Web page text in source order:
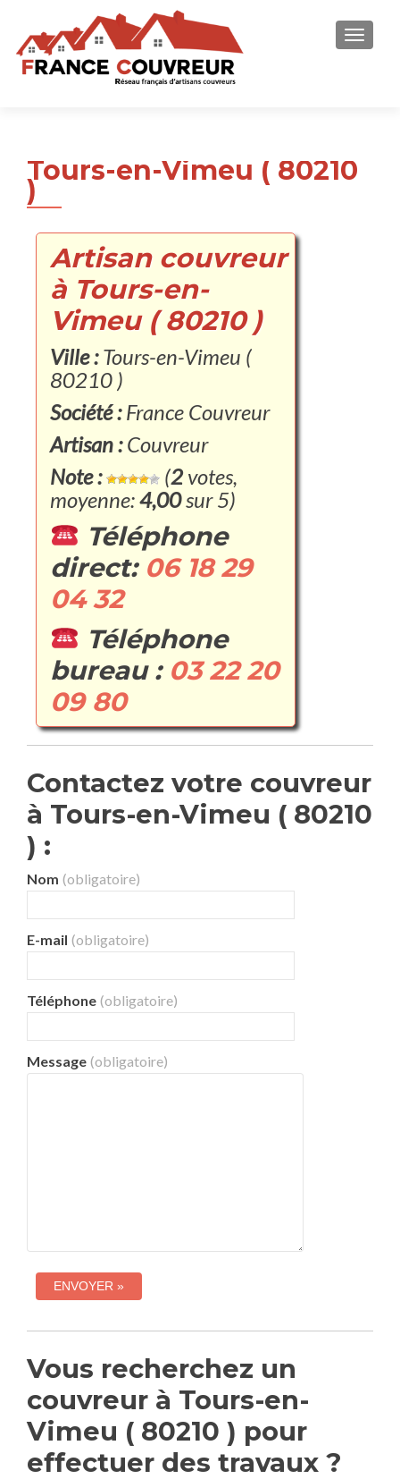
Tours-en-Vimeu ( 80210
)
Artisan couvreur
à Tours-en-
Vimeu ( 80210 )
Ville :Tours-en-Vimeu (
80210 )
Société :France Couvreur
Artisan :Couvreur
Note :
(2votes,
moyenne:4,00sur 5)
Téléphone
direct: 06 18 29
04 32
Téléphone
bureau : 03 22 20
09 80
Contactez votre couvreur
à Tours-en-Vimeu ( 80210
) :
Nom (obligatoire)
E-mail (obligatoire)
Téléphone (obligatoire)
Message (obligatoire)
Vous recherchez un
couvreur à Tours-en-
Vimeu ( 80210 ) pour
effectuer des travaux ?